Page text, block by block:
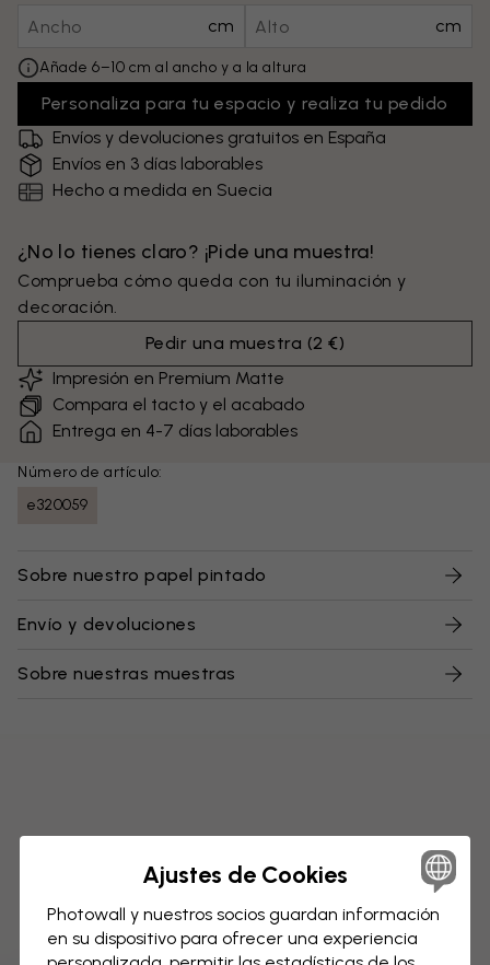
cm
cm
Añade 6–10 cm al ancho y a la altura
Personaliza para tu espacio y realiza tu pedido
Envíos y devoluciones gratuitos en España
Envíos en 3 días laborables
Hecho a medida en Suecia
¿No lo tienes claro? ¡Pide una muestra!
Comprueba cómo queda con tu iluminación y
decoración.
Pedir una muestra (2 €)
Impresión en Premium Matte
Compara el tacto y el acabado
Entrega en 4-7 días laborables
Número de artículo:
e320059
Sobre nuestro papel pintado
Envío y devoluciones
Sobre nuestras muestras
Ajustes de Cookies
Photowall y nuestros socios guardan información
en su dispositivo para ofrecer una experiencia